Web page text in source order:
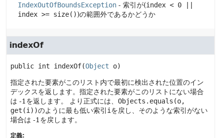
IndexOutOfBoundsException - 索引が(index < 0 ||
index >= size())の範囲外であるかどうか
indexOf
public int indexOf(Object o)
指定された要素がこのリスト内で最初に検出された位置のイン
デックスを返します。指定された要素がこのリストにない場合
は -1を返します。
より正式には、 Objects.equals(o,
get(i))のように最も低い索引 i を戻し、そのような索引がない
場合は -1を戻します。
定義: